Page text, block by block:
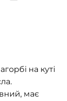
на куті
має